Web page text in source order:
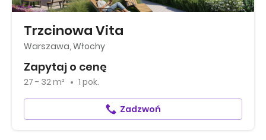
Trzcinowa Vita
Warszawa, Włochy
Zapytaj o cenę
27 - 32 m² 1 pok.
Zadzwoń